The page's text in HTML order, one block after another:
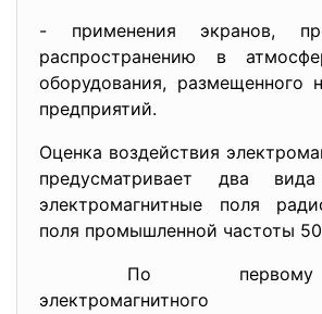
- применения экранов,
распространению в
оборудования, размещенного
предприятий.
Оценка воздействия
предусматривает два
электромагнитные поля
поля промышленной частоты
По
электромагнитного